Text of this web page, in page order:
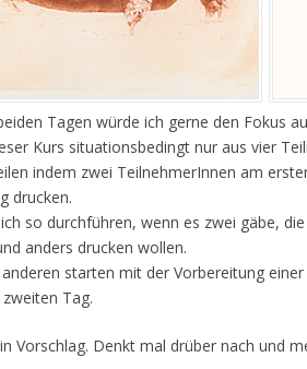
Tagen würde ich gerne den Fokus
Kurs situationsbedingt nur aus vier
indem zwei TeilnehmerInnen am
drucken.
so durchführen, wenn es zwei gäbe,
anders drucken wollen.
starten mit der Vorbereitung
Tag.
Vorschlag. Denkt mal drüber nach und